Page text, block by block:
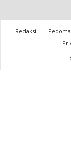
Redaksi